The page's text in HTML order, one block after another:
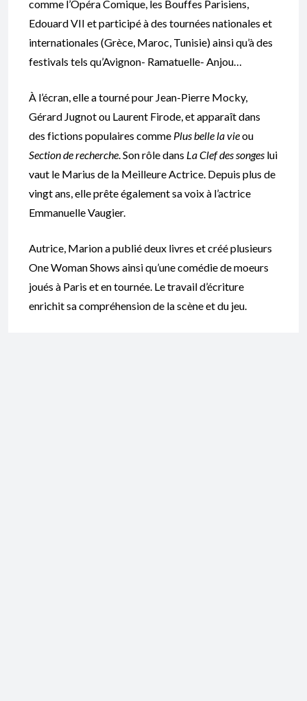
comme l’Opéra Comique, les Bouffes Parisiens,
Edouard VII et participé à des tournées nationales et
internationales (Grèce, Maroc, Tunisie) ainsi qu’à des
festivals tels qu’Avignon- Ramatuelle- Anjou…
À l’écran, elle a tourné pour Jean-Pierre Mocky,
Gérard Jugnot ou Laurent Firode, et apparaît dans
des fictions populaires comme Plus belle la vieou
Section de recherche . Son rôle dans La Clef des songes lui
vaut le Marius de la Meilleure Actrice. Depuis plus de
vingt ans, elle prête également sa voix à l’actrice
Emmanuelle Vaugier.
Autrice, Marion a publié deux livres et créé plusieurs
One Woman Shows ainsi qu’une comédie de moeurs
joués à Paris et en tournée. Le travail d’écriture
enrichit sa compréhension de la scène et du jeu.